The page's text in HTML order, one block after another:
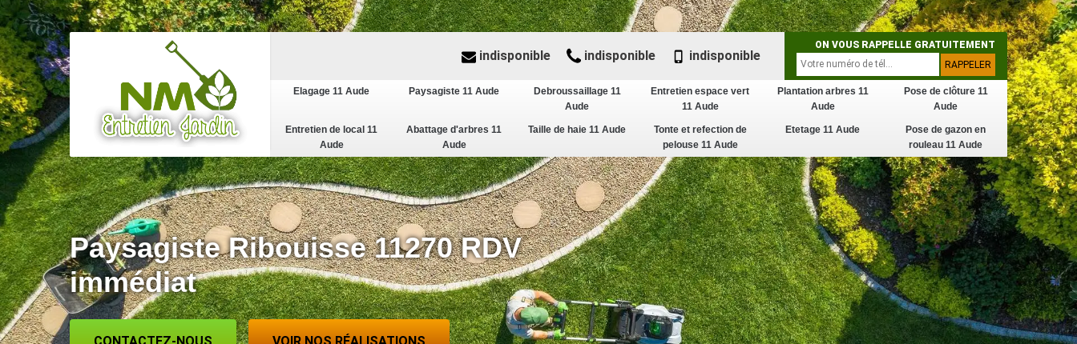
Elagage 11 Aude Paysagiste 11 Aude
Debroussaillage 11
Aude
Entretien espace vert
11 Aude
Plantation arbres 11
Aude
Pose de clôture 11
Aude
Entretien de local 11
Aude
Abattage d'arbres 11
Aude
Taille de haie 11 Aude
Tonte et refection de
pelouse 11 Aude
Etetage 11 Aude
Pose de gazon en
rouleau 11 Aude
indisponible indisponible indisponible
ON VOUS RAPPELLE GRATUITEMENT
Paysagiste Ribouisse 11270 RDV
immédiat